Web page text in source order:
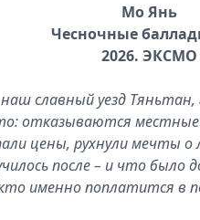
Мо Янь
Чесночные
2026. ЭКСМО
славный уезд
отказываются
цены, рухнули мечты
после – и что было
именно поплатится в